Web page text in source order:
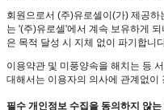
회원으로서 (주)유로셀이(가) 제공
는 '(주)유로셀'에서 계속 보유하게
은 목적 달성 시 지체 없이 파기합니
이용약관 및 미풍양속을 해치는 등
대해서는 이용자의 의사에 관계없이
필수 개인정보 수집을 동의하지 않는